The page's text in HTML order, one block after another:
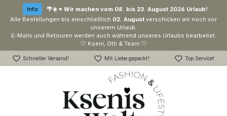
Zum Hauptinhalt springen
Info
🌴☀️ ♥ Wir machen vom 08. bis 23. August 2026 Urlaub!
Alle Bestellungen bis einschließlich 02. August verschicken wir noch vor
unserem Urlaub.
E-Mails und Retouren werden auch während unseres Urlaubs bearbeitet.
🤍 Kseni, Otti & Team 🤍
Schneller Versand! Mit Liebe gepackt! Top Service!